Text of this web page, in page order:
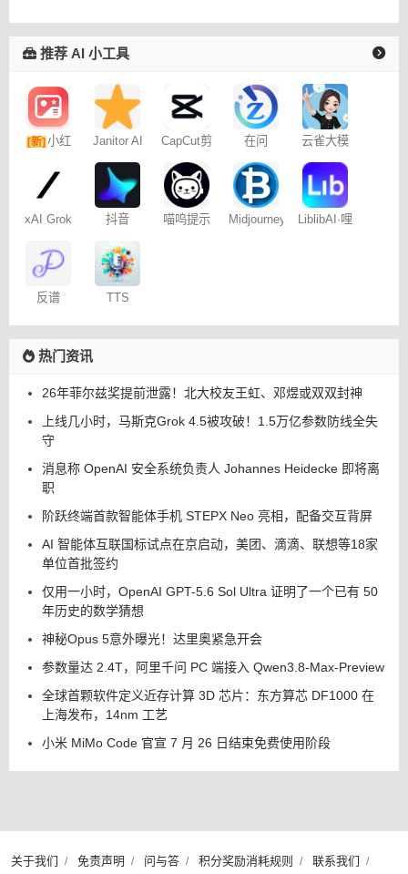
推荐 AI 小工具
[新]小红
记
Janitor AI
聊天
CapCut剪
在问
云雀大模
xAI Grok
抖音
– 免费
喵呜提示
Midjourney
LiblibAI·哩
反谱
TTS
热门资讯
26年菲尔兹奖提前泄露！北大校友王虹、邓煜或双双封神
上线几小时，马斯克Grok 4.5被攻破！1.5万亿参数防线全失
守
消息称 OpenAI 安全系统负责人 Johannes Heidecke 即将离
职
阶跃终端首款智能体手机 STEPX Neo 亮相，配备交互背屏
AI 智能体互联国标试点在京启动，美团、滴滴、联想等18家
单位首批签约
仅用一小时，OpenAI GPT-5.6 Sol Ultra 证明了一个已有 50
年历史的数学猜想
神秘Opus 5意外曝光！达里奥紧急开会
参数量达 2.4T，阿里千问 PC 端接入 Qwen3.8-Max-Preview
全球首颗软件定义近存计算 3D 芯片：东方算芯 DF1000 在
上海发布，14nm 工艺
小米 MiMo Code 官宣 7 月 26 日结束免费使用阶段
关于我们 / 免责声明 / 问与答 / 积分奖励消耗规则 / 联系我们 /